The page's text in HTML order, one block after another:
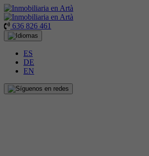
636 826 461
ES
DE
EN